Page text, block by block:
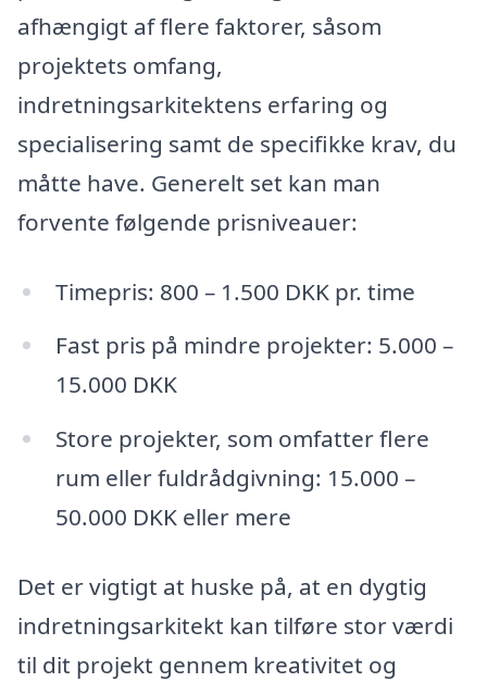
afhængigt af flere faktorer, såsom
projektets omfang,
indretningsarkitektens erfaring og
specialisering samt de specifikke krav, du
måtte have. Generelt set kan man
forvente følgende prisniveauer:
Timepris: 800 – 1.500 DKK pr. time
Fast pris på mindre projekter: 5.000 –
15.000 DKK
Store projekter, som omfatter flere
rum eller fuldrådgivning: 15.000 –
50.000 DKK eller mere
Det er vigtigt at huske på, at en dygtig
indretningsarkitekt kan tilføre stor værdi
til dit projekt gennem kreativitet og